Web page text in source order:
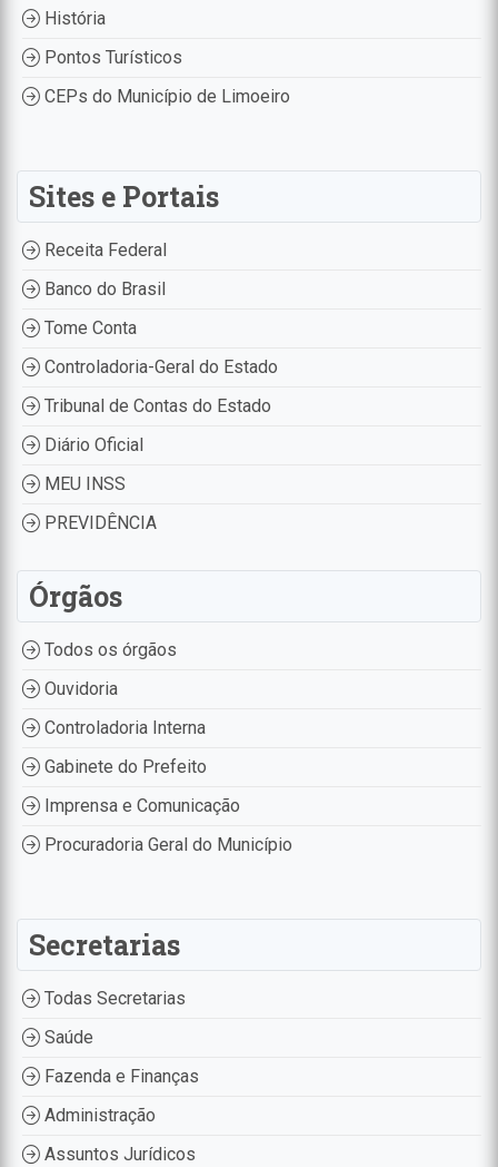
História
Pontos Turísticos
CEPs do Município de Limoeiro
Sites e Portais
Receita Federal
Banco do Brasil
Tome Conta
Controladoria-Geral do Estado
Tribunal de Contas do Estado
Diário Oficial
MEU INSS
PREVIDÊNCIA
Órgãos
Todos os órgãos
Ouvidoria
Controladoria Interna
Gabinete do Prefeito
Imprensa e Comunicação
Procuradoria Geral do Município
Secretarias
Todas Secretarias
Saúde
Fazenda e Finanças
Administração
Assuntos Jurídicos